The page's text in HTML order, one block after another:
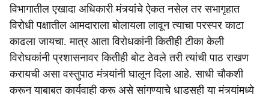
विभागातील एखादा अधिकारी मंत्र्यांचे ऐकत नसेल तर सभागृहात
विरोधी पक्षातील आमदाराला बोलायला लावून त्याचा परस्पर काटा
काढला जायचा. मात्र आता विरोधकांनी कितीही टीका केली
विरोधकांनी प्रशासनावर कितीही बोट ठेवले तरी त्यांची पाठ राखण
करायची असा वस्तुपाठ मंत्र्यांनी घालून दिला आहे. साधी चौकशी
करून याबाबत कार्यवाही करू असे सांगण्याचे धाडसही या मंत्र्यांमध्ये